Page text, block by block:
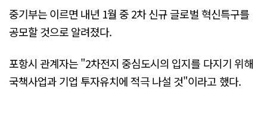
중기부는 이르면 내년 1월 중 2차 신규 글로벌 혁신특구를
공모할 것으로 알려졌다.
포항시 관계자는 "2차전지 중심도시의 입지를 다지기 위해
국책사업과 기업 투자유치에 적극 나설 것"이라고 했다.